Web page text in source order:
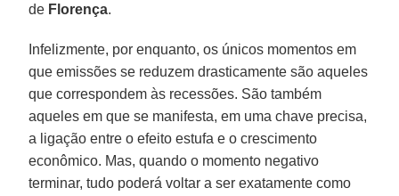
de Florença.
Infelizmente, por enquanto, os únicos momentos em
que emissões se reduzem drasticamente são aqueles
que correspondem às recessões. São também
aqueles em que se manifesta, em uma chave precisa,
a ligação entre o efeito estufa e o crescimento
econômico. Mas, quando o momento negativo
terminar, tudo poderá voltar a ser exatamente como